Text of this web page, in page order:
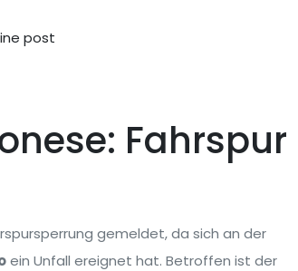
Fahrspur
gemeldet, da sich an der
ein Unfall ereignet hat. Betroffen ist der